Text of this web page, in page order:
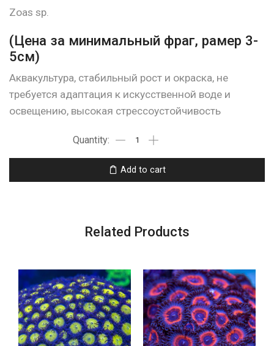
Zoas sp.
(Цена за минимальный фраг, рамер 3-
5см)
Аквакультура, стабильный рост и окраска, не
требуется адаптация к искусственной воде и
освещению, высокая стрессоустойчивость
Add to cart
Related Products